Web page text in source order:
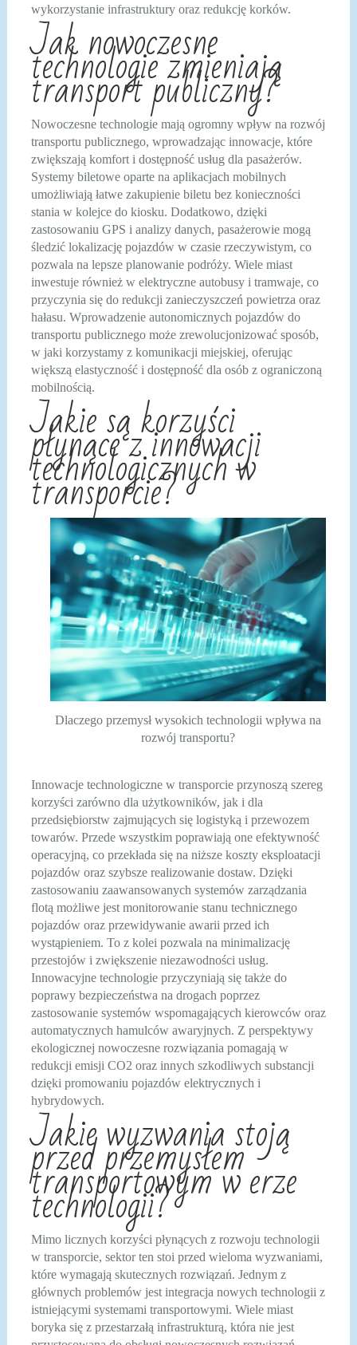
wykorzystanie infrastruktury oraz redukcję korków.
Jak nowoczesne
technologie zmieniają
transport publiczny?
Nowoczesne technologie mają ogromny wpływ na rozwój
transportu publicznego, wprowadzając innowacje, które
zwiększają komfort i dostępność usług dla pasażerów.
Systemy biletowe oparte na aplikacjach mobilnych
umożliwiają łatwe zakupienie biletu bez konieczności
stania w kolejce do kiosku. Dodatkowo, dzięki
zastosowaniu GPS i analizy danych, pasażerowie mogą
śledzić lokalizację pojazdów w czasie rzeczywistym, co
pozwala na lepsze planowanie podróży. Wiele miast
inwestuje również w elektryczne autobusy i tramwaje, co
przyczynia się do redukcji zanieczyszczeń powietrza oraz
hałasu. Wprowadzenie autonomicznych pojazdów do
transportu publicznego może zrewolucjonizować sposób,
w jaki korzystamy z komunikacji miejskiej, oferując
większą elastyczność i dostępność dla osób z ograniczoną
mobilnością.
Jakie są korzyści
płynące z innowacji
technologicznych w
transporcie?
Dlaczego przemysł wysokich technologii wpływa na
rozwój transportu?
Innowacje technologiczne w transporcie przynoszą szereg
korzyści zarówno dla użytkowników, jak i dla
przedsiębiorstw zajmujących się logistyką i przewozem
towarów. Przede wszystkim poprawiają one efektywność
operacyjną, co przekłada się na niższe koszty eksploatacji
pojazdów oraz szybsze realizowanie dostaw. Dzięki
zastosowaniu zaawansowanych systemów zarządzania
flotą możliwe jest monitorowanie stanu technicznego
pojazdów oraz przewidywanie awarii przed ich
wystąpieniem. To z kolei pozwala na minimalizację
przestojów i zwiększenie niezawodności usług.
Innowacyjne technologie przyczyniają się także do
poprawy bezpieczeństwa na drogach poprzez
zastosowanie systemów wspomagających kierowców oraz
automatycznych hamulców awaryjnych. Z perspektywy
ekologicznej nowoczesne rozwiązania pomagają w
redukcji emisji CO2 oraz innych szkodliwych substancji
dzięki promowaniu pojazdów elektrycznych i
hybrydowych.
Jakie wyzwania stoją
przed przemysłem
transportowym w erze
technologii?
Mimo licznych korzyści płynących z rozwoju technologii
w transporcie, sektor ten stoi przed wieloma wyzwaniami,
które wymagają skutecznych rozwiązań. Jednym z
głównych problemów jest integracja nowych technologii z
istniejącymi systemami transportowymi. Wiele miast
boryka się z przestarzałą infrastrukturą, która nie jest